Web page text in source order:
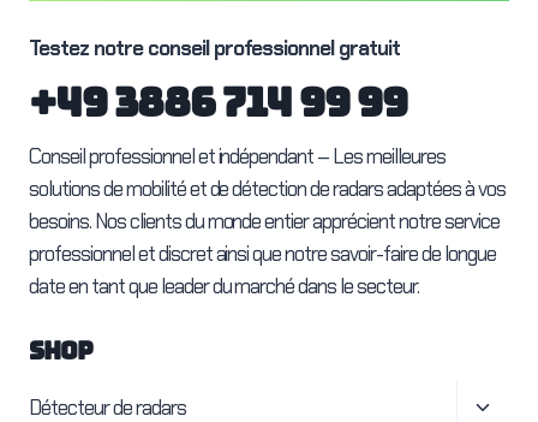
Testez notre conseil professionnel gratuit
+49 3886 714 99 99
Conseil professionnel et indépendant – Les meilleures
solutions de mobilité et de détection de radars adaptées à vos
besoins. Nos clients du monde entier apprécient notre service
professionnel et discret ainsi que notre savoir-faire de longue
date en tant que leader du marché dans le secteur.
SHOP
Détecteur de radars